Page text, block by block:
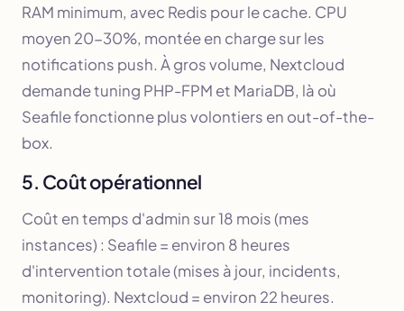
RAM minimum, avec Redis pour le cache. CPU
moyen 20-30%, montée en charge sur les
notifications push. À gros volume, Nextcloud
demande tuning PHP-FPM et MariaDB, là où
Seafile fonctionne plus volontiers en out-of-the-
box.
5. Coût opérationnel
Coût en temps d'admin sur 18 mois (mes
instances) : Seafile = environ 8 heures
d'intervention totale (mises à jour, incidents,
monitoring). Nextcloud = environ 22 heures.